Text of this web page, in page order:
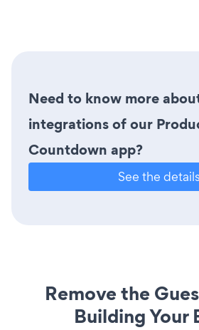
Need to know more
integrations of our
Countdown app?
See the details
Remove the
Building Your